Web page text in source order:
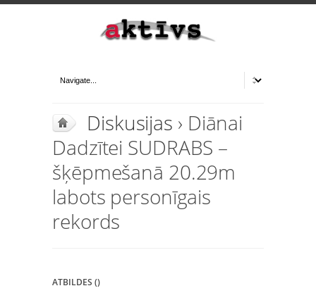
Diskusijas › Diānai
Dadzītei SUDRABS –
šķēpmešanā 20.29m
labots personīgais
rekords
ATBILDES ()